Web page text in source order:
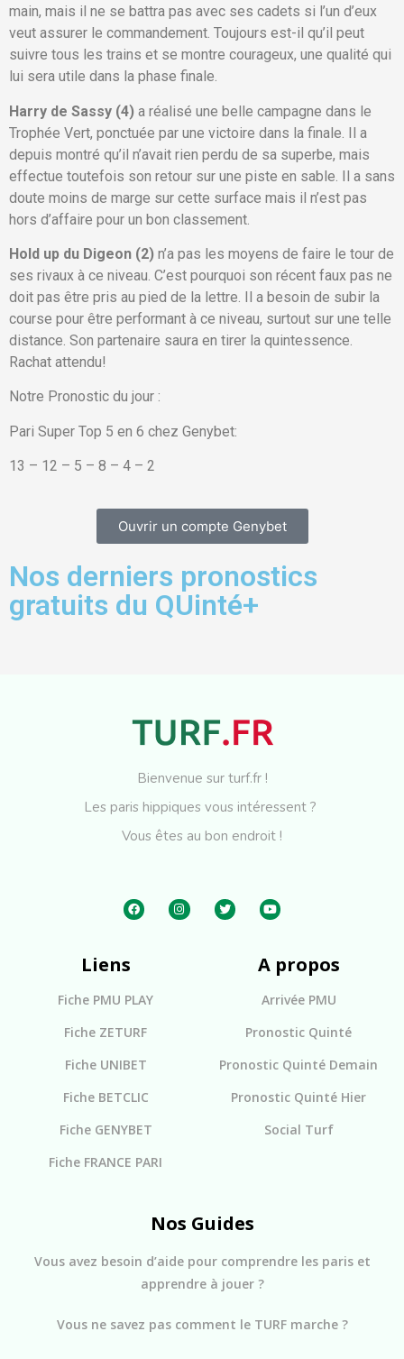
main, mais il ne se battra pas avec ses cadets si l’un d’eux
veut assurer le commandement. Toujours est-il qu’il peut
suivre tous les trains et se montre courageux, une qualité qui
lui sera utile dans la phase finale.
Harry de Sassy (4) a réalisé une belle campagne dans le
Trophée Vert, ponctuée par une victoire dans la finale. Il a
depuis montré qu’il n’avait rien perdu de sa superbe, mais
effectue toutefois son retour sur une piste en sable. Il a sans
doute moins de marge sur cette surface mais il n’est pas
hors d’affaire pour un bon classement.
Hold up du Digeon (2) n’a pas les moyens de faire le tour de
ses rivaux à ce niveau. C’est pourquoi son récent faux pas ne
doit pas être pris au pied de la lettre. Il a besoin de subir la
course pour être performant à ce niveau, surtout sur une telle
distance. Son partenaire saura en tirer la quintessence.
Rachat attendu!
Notre Pronostic du jour :
Pari Super Top 5 en 6 chez Genybet:
13 – 12 – 5 – 8 – 4 – 2
Ouvrir un compte Genybet
Nos derniers pronostics
gratuits du QUinté+
Bienvenue sur turf.fr !
Les paris hippiques vous intéressent ?
Vous êtes au bon endroit !
Liens
Fiche PMU PLAY
Fiche ZETURF
Fiche UNIBET
Fiche BETCLIC
Fiche GENYBET
Fiche FRANCE PARI
A propos
Arrivée PMU
Pronostic Quinté
Pronostic Quinté Demain
Pronostic Quinté Hier
Social Turf
Nos Guides
Vous avez besoin d’aide pour comprendre les paris et
apprendre à jouer ?
Vous ne savez pas comment le TURF marche ?